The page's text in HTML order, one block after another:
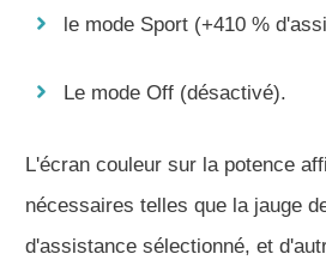
le mode Sport (+410 %
Le mode Off (désactivé).
L'écran couleur sur la potence
nécessaires telles que la jauge
d'assistance sélectionné, et